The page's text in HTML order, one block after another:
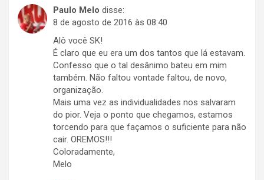
Paulo Melo disse:
8 de agosto de 2016 às 08:40
Alô você SK!
É claro que eu era um dos tantos que lá estavam.
Confesso que o tal desânimo bateu em mim
também. Não faltou vontade faltou, de novo,
organização.
Mais uma vez as individualidades nos salvaram
do pior. Veja o ponto que chegamos, estamos
torcendo para que façamos o suficiente para não
cair. OREMOS!!!
Coloradamente,
Melo